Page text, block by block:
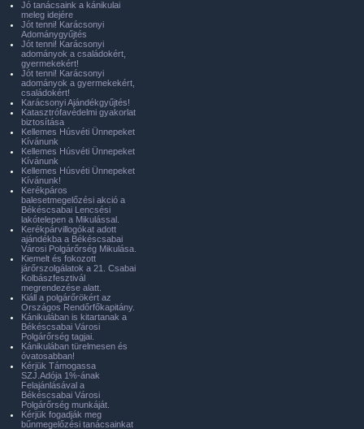
Jó tanácsaink a kánikulai
meleg idejére
Jót tenni! Karácsonyi
Adománygyűjtés
Jót tenni! Karácsonyi
adományok a családokért,
gyermekekért!
Jót tenni! Karácsonyi
adományok a gyermekekért,
családokért!
Karácsonyi Ajándékgyűjtés!
Katasztrófavédelmi gyakorlat
biztosítása
Kellemes Húsvéti Ünnepeket
Kívánunk
Kellemes Húsvéti Ünnepeket
Kívánunk
Kellemes Húsvéti Ünnepeket
Kívánunk!
Kerékpáros
balesetmegelőzési akció a
Békéscsabai Lencsési
lakótelepen a Mikulással.
Kerékpárvillogókat adott
ajándékba a Békéscsabai
Városi Polgárőrség Mikulása.
Kiemelt és fokozott
járőrszolgálatok a 21. Csabai
Kolbászfesztivál
megrendezése alatt.
Kiáll a polgárőrökért az
Országos Rendőrfőkapitány.
Kánikulában is kitartanak a
Békéscsabai Városi
Polgárőrség tagjai.
Kánikulában türelmesen és
óvatosabban!
Kérjük Támogassa
SZJ.Adója 1%-ának
Felajánlásával a
Békéscsabai Városi
Polgárőrség munkáját.
Kérjük fogadják meg
bűnmegelőzési tanácsainkat